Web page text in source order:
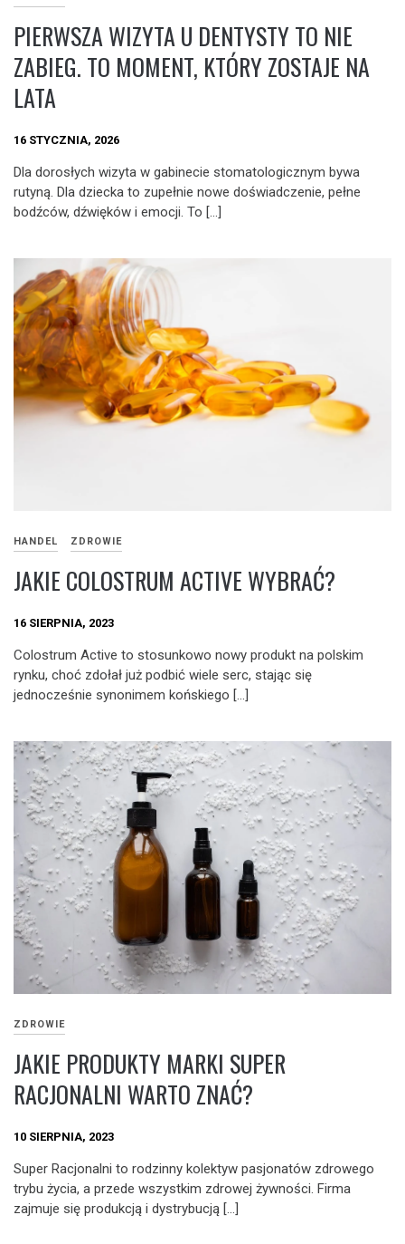
PIERWSZA WIZYTA U DENTYSTY TO NIE
ZABIEG. TO MOMENT, KTÓRY ZOSTAJE NA
LATA
16 STYCZNIA, 2026
Dla dorosłych wizyta w gabinecie stomatologicznym bywa
rutyną. Dla dziecka to zupełnie nowe doświadczenie, pełne
bodźców, dźwięków i emocji. To […]
HANDEL ZDROWIE
JAKIE COLOSTRUM ACTIVE WYBRAĆ?
16 SIERPNIA, 2023
Colostrum Active to stosunkowo nowy produkt na polskim
rynku, choć zdołał już podbić wiele serc, stając się
jednocześnie synonimem końskiego […]
ZDROWIE
JAKIE PRODUKTY MARKI SUPER
RACJONALNI WARTO ZNAĆ?
10 SIERPNIA, 2023
Super Racjonalni to rodzinny kolektyw pasjonatów zdrowego
trybu życia, a przede wszystkim zdrowej żywności. Firma
zajmuje się produkcją i dystrybucją […]